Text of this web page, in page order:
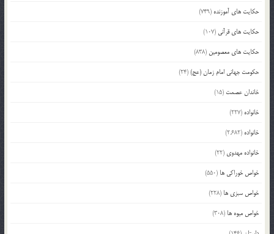
حکایت های آموزنده (749)
حکایت های قرآنی (107)
حکایت های معصومین (838)
حکومت جهانی امام زمان (عج)(24)
خاندان عصمت (15)
خانواده (227)
خانواده (2,682)
خانواده مهدوی (22)
خواص خوراکی ها (550)
خواص سبزی ها (228)
خواص میوه ها (308)